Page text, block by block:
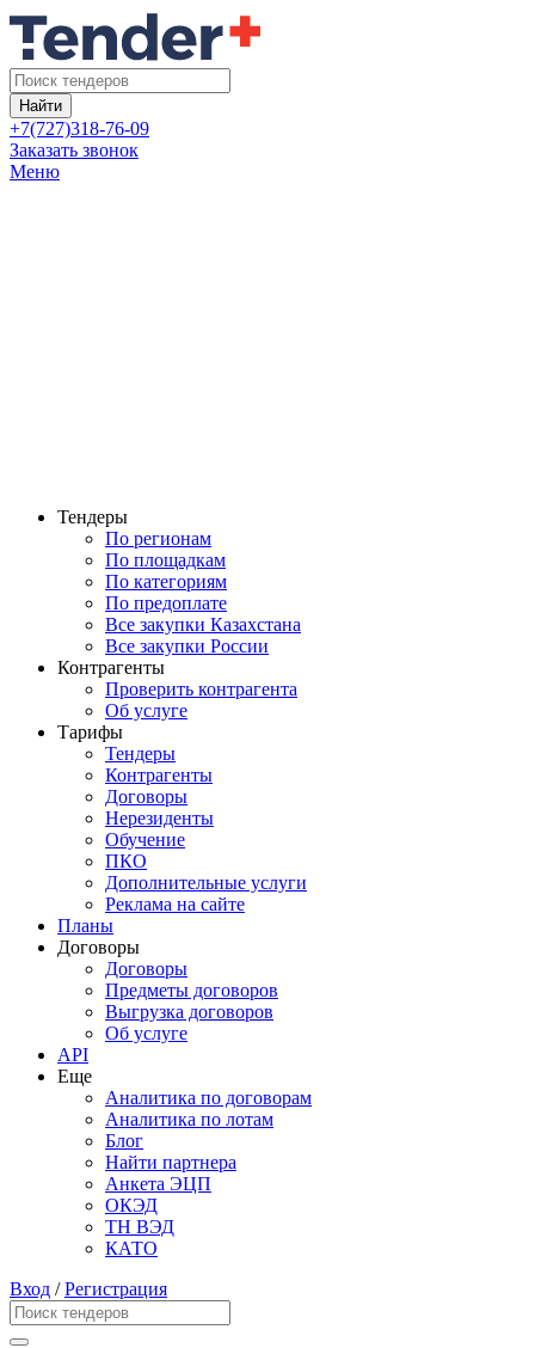
Найти
+7(727)318-76-09
Заказать звонок
Меню
Тендеры
По регионам
По площадкам
По категориям
По предоплате
Все закупки Казахстана
Все закупки России
Контрагенты
Проверить контрагента
Об услуге
Тарифы
Тендеры
Контрагенты
Договоры
Нерезиденты
Обучение
ПКО
Дополнительные услуги
Реклама на сайте
Планы
Договоры
Договоры
Предметы договоров
Выгрузка договоров
Об услуге
API
Еще
Аналитика по договорам
Аналитика по лотам
Блог
Найти партнера
Анкета ЭЦП
ОКЭД
ТН ВЭД
КАТО
Вход /Регистрация